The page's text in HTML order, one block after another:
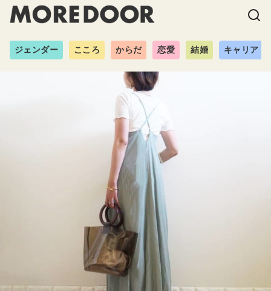
ジェンダー こころ からだ 恋愛 結婚 キャリア